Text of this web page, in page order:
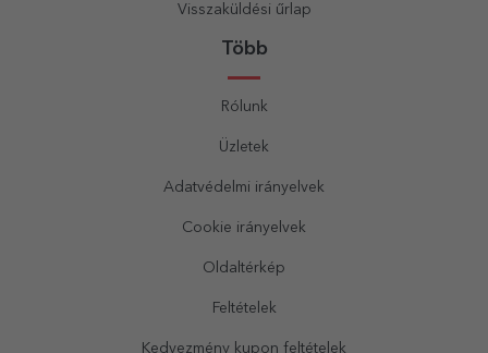
Visszaküldési űrlap
Több
Rólunk
Üzletek
Adatvédelmi irányelvek
Cookie irányelvek
Oldaltérkép
Feltételek
Kedvezmény kupon feltételek